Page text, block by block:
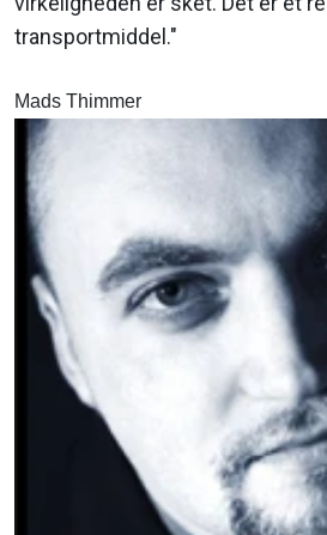
transportmiddel."
Mads Thimmer